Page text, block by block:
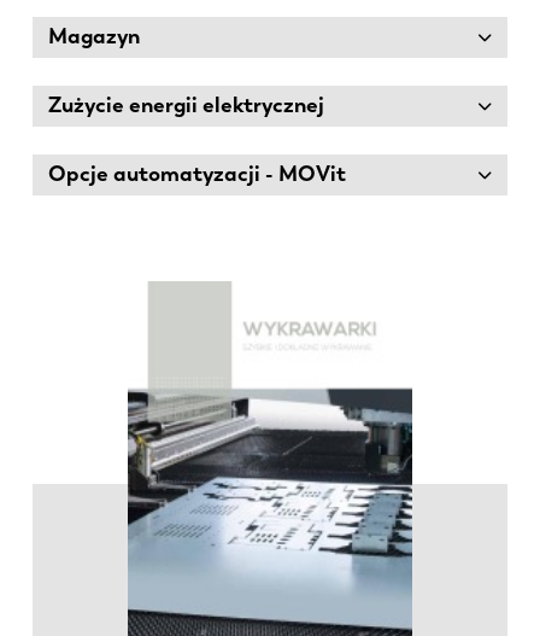
Magazyn
Zużycie energii elektrycznej
Opcje automatyzacji - MOVit